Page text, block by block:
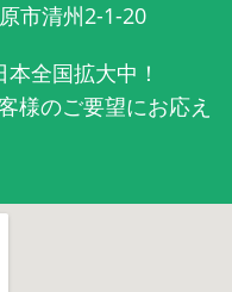
市清州2-1-20
全国拡大中！
様のご要望にお応え